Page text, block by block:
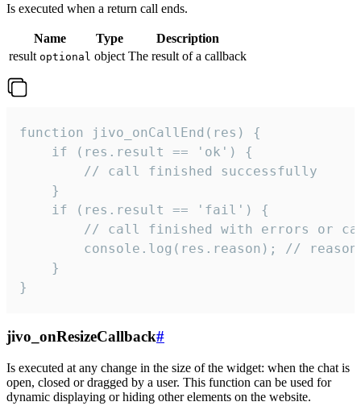
Is executed when a return call ends.
Name Type
Description
result optional object The result of a callback
function jivo_onCallEnd(res) {
    if (res.result == 'ok') {
        // call finished successfully
    }
    if (res.result == 'fail') {
// call finished with errors or
console.log(res.reason); //
    }
}
jivo_onResizeCallback#
Is executed at any change in the size of the widget: when the chat is
open, closed or dragged by a user. This function can be used for
dynamic displaying or hiding other elements on the website.